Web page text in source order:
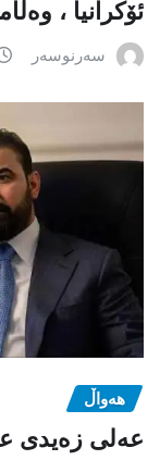
ئۆکرانیا ،
سەرنوسەر
هەواڵ
عەلی زەیدی